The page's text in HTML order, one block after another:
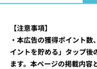
【注意事項】
・本広告の獲得ポイント
イントを貯める」タップ後
ます。本ページの掲載内容